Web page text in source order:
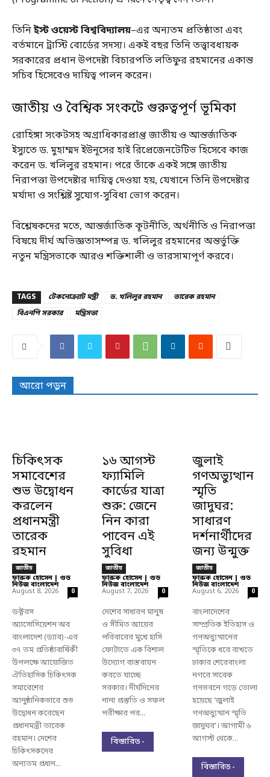
তিনিইস্ট ওয়েস্ট বিশ্ববিদ্যালয়–এর অন্যতম প্রতিষ্ঠাতা এবং
বর্তমানে ট্রাস্টি বোর্ডের সদস্য। একই বছর তিনি তত্ত্বাবধায়ক
সরকারের প্রধান উপদেষ্টা বিচারপতি লতিফুর রহমানের একান্ত
সচিব হিসেবেও দায়িত্ব পালন করেন।
জাতীয় ও বৈশ্বিক সংকটে গুরুত্বপূর্ণ ভূমিকা
রোহিঙ্গা সংকটসহ অগ্রাধিকারপ্রাপ্ত জাতীয় ও আন্তর্জাতিক
ইস্যুতে ড. মুহাম্মদ ইউনূসের হাই রিপ্রেজেনটেটিভ হিসেবে কাজ
করেন ড. খলিলুর রহমান। পরে তাঁকে একই সঙ্গে জাতীয়
নিরাপত্তা উপদেষ্টার দায়িত্ব দেওয়া হয়, যেখানে তিনি উপদেষ্টার
মর্যাদা ও সংশ্লিষ্ট সুযোগ-সুবিধা ভোগ করেন।
বিশ্লেষকদের মতে, আন্তর্জাতিক কূটনীতি, অর্থনীতি ও নিরাপত্তা
বিষয়ে দীর্ঘ অভিজ্ঞতাসম্পন্ন ড. খলিলুর রহমানের অন্তর্ভুক্তি
নতুন মন্ত্রিসভাকে আরও শক্তিশালী ও ভারসাম্যপূর্ণ করবে।
TAGS টেকনোক্র্যাট মন্ত্রী ড. খলিলুর রহমান
তারেক রহমান
বিএনপি সরকার
মন্ত্রিসভা
আরো পড়ুন
চিকিৎসক
সমাবেশের
শুভ উদ্বোধন
করলেন
প্রধানমন্ত্রী
তারেক
রহমান
জাতীয়
ফারুক হোসেন | গুড
নিউজ বাংলাদেশ -
August 8, 2026 0
ডক্টরস
অ্যাসোসিয়েশন অব
বাংলাদেশ (ড্যাব)-এর
৩৭ তম প্রতিষ্ঠাবার্ষিকী
উপলক্ষে আয়োজিত
ঐতিহাসিক চিকিৎসক
সমাবেশের
আনুষ্ঠানিকভাবে শুভ
উদ্বোধন করেছেন
প্রধানমন্ত্রী তারেক
রহমান। দেশের
চিকিৎসকদের
অন্যতম প্রধান...
১৬ আগস্ট
ফ্যামিলি
কার্ডের যাত্রা
শুরু: জেনে
নিন কারা
পাবেন এই
সুবিধা
জাতীয়
ফারুক হোসেন | গুড
নিউজ বাংলাদেশ -
August 7, 2026 0
দেশের সাধারণ মানুষ
ও সীমিত আয়ের
পরিবারের মুখে হাসি
ফোটাতে এক বিশাল
উদ্যোগ বাস্তবায়ন
করতে যাচ্ছে
সরকার। দীর্ঘদিনের
নানা প্রস্তুতি ও সফল
পরীক্ষার পর...
বিস্তারিত -
জুলাই
গণঅভ্যুত্থান
স্মৃতি
জাদুঘর:
সাধারণ
দর্শনার্থীদের
জন্য উন্মুক্ত
জাতীয়
ফারুক হোসেন | গুড
নিউজ বাংলাদেশ -
August 6, 2026 0
বাংলাদেশের
সাম্প্রতিক ইতিহাস ও
গণঅভ্যুত্থানের
স্মৃতিকে ধরে রাখতে
ঢাকার শেরেবাংলা
নগরে সাবেক
গণভবনে গড়ে তোলা
হয়েছে ‘জুলাই
গণঅভ্যুত্থান স্মৃতি
জাদুঘর’। আগামী ৬
আগস্ট থেকে...
বিস্তারিত -